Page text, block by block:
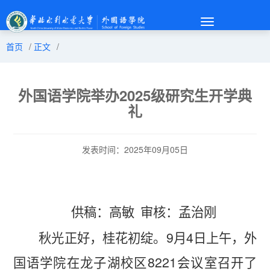
Toggle
首页 / 正文 /
外国语学院举办2025级研究生开学典
礼
发表时间：2025年09月05日
供稿：高敏 审核：孟治刚
秋光正好，桂花初绽。 9月 4 日上午，外
国语学院在龙子湖校区8221 会议室召开了